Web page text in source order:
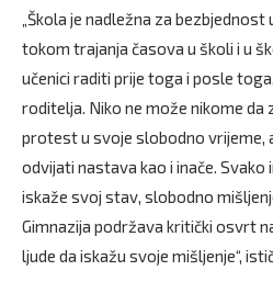
„Škola je nadležna za
tokom trajanja časova u školi i u
učenici raditi prije toga i posle
roditelja. Niko ne može nikome da
protest u svoje slobodno vrijeme,
odvijati nastava kao i inače.
iskaže svoj stav, slobodno
Gimnazija podržava kritički osvrt
ljude da iskažu svoje mišljenje“,